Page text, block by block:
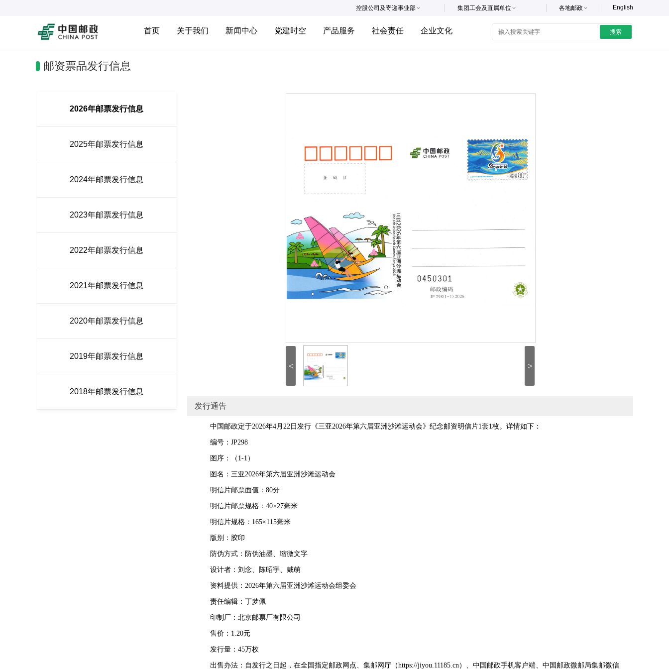
English
各地邮政
集团工会及直属单位
控股公司及寄递事业部
首页 关于我们 新闻中心 党建时空 产品服务 社会责任 企业文化 搜索
邮资票品发行信息
2026年邮票发行信息
2025年邮票发行信息
2024年邮票发行信息
2023年邮票发行信息
2022年邮票发行信息
2021年邮票发行信息
2020年邮票发行信息
2019年邮票发行信息
2018年邮票发行信息
< >
发行通告
中国邮政定于2026年4月22日发行《三亚2026年第六届亚洲沙滩运动会》纪念邮资明信片1套1枚。详情如下：
编号：JP298
图序：（1-1）
图名：三亚2026年第六届亚洲沙滩运动会
明信片邮票面值：80分
明信片邮票规格：40×27毫米
明信片规格：165×115毫米
版别：胶印
防伪方式：防伪油墨、缩微文字
设计者：刘念、陈昭宇、戴萌
资料提供：2026年第六届亚洲沙滩运动会组委会
责任编辑：丁梦佩
印制厂：北京邮票厂有限公司
售价：1.20元
发行量：45万枚
出售办法：自发行之日起，在全国指定邮政网点、集邮网厅（https://jiyou.11185.cn）、中国邮政手机客户端、中国邮政微邮局集邮微信